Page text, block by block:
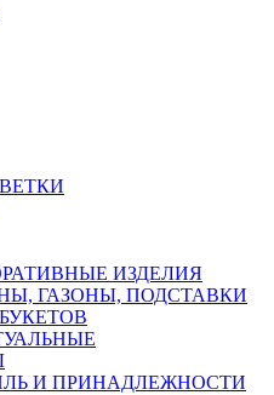
ИЗДЕЛИЯ
ГАЗОНЫ, ПОДСТАВКИ
И ПРИНАДЛЕЖНОСТИ